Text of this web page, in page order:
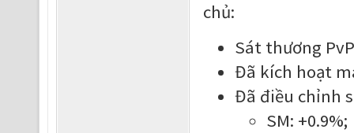
chủ:
Sát thương
Đã kích hoạt
Đã điều chỉnh
SM: +0.9%;